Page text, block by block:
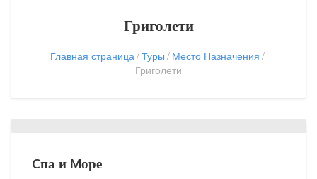
Григолети
Главная страница Туры Место Назначения
Григолети
Cпа и Mоре